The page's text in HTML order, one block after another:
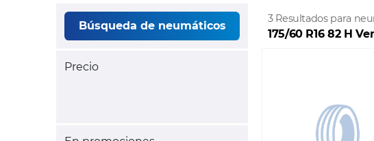
Búsqueda de neumáticos
Precio
3 Resultados para
175/60 R16 82 H